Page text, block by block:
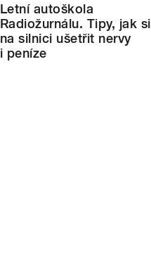
Letní autoškola
Radiožurnálu. Tipy, jak si
na silnici ušetřit nervy
i peníze